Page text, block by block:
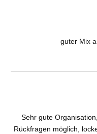
guter Mix
Sehr gute
Rückfragen möglich,